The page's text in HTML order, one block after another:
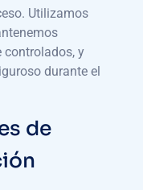
Utilizamos
controlados, y
durante el
de